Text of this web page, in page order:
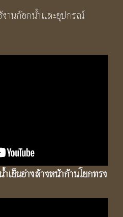
งานก๊อกน้ำและอุปกรณ์
ำเย็นอ่างล้างหน้าก้านโยกทรง